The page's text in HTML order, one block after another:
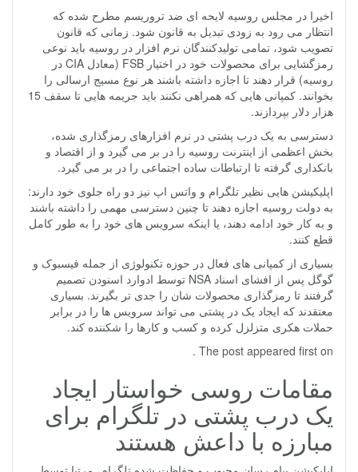
اخیرا در مجلس روسیه لایحه ای ضد تروریسم مطرح شده که
انتظار می رود به زودی تبدیل به قانون شود. زمانی که قانون
تصویب شود، تمامی تولیدکنندگان نرم افزار در روسیه باید نوعی
رمزگشایی برای محصولات خود در اختیار FSB (معادل CIA در
روسیه) قرار دهند تا اجازه داشته باشند هر نوع مسیج ارسالی را
بخوانند. کمپانی هایی که همراهی نکنند باید جریمه هایی تا سقف 15
هزار دلار بپردازند.
دسترسی به یک درب پشتی در نرم افزارهای رمزگذاری شده،
بخش اعظمی از اینترنت روسیه را در بر می گیرد و از اقتصاد و
بانکداری گرفته تا ارتباطات ساده اجتماعی را در بر می گیرد.
اپلیکیشن هایی نظیر تلگرام و واتس اپ نیز دو راه جلوی خود دارند:
به دولت روسیه اجازه دهند تا چنین دسترسی مهمی را داشته باشند
و به کار خود ادامه دهند، یا اینکه سرویس های خود را به طور کامل
قطع کنند.
بسیاری از کمپانی های فعال در حوزه تکنولوژی از جمله فیسبوک و
گوگل پس از افشای اسناد NSA توسط ادوارد اسنودن تصمیم
گرفتند تا رمزگذاری محصولات شان را جدی تر بگیرند. بسیاری
معتقدند که ایجاد یک در پشتی می تواند سرویس ها را در برابر
حملات هکری متزلزل کرده و کسب و کارها را شکننده کند.
The post appeared first on .
مقامات روسی خواستار ایجاد
یک درب پشتی در تلگرام برای
مبارزه با داعش هستند